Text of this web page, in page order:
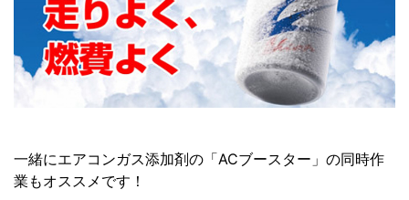
一緒にエアコンガス添加剤の「ACブースター」の同時作
業もオススメです！